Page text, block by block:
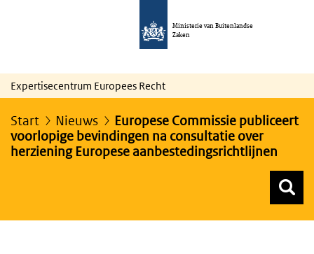
Ministerie van Buitenlandse
Zaken
Expertisecentrum Europees Recht
Start Nieuws
Europese Commissie publiceert
voorlopige bevindingen na consultatie over
herziening Europese aanbestedingsrichtlijnen